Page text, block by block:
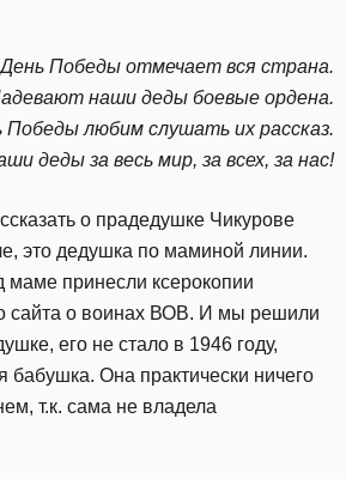
Победы отмечает вся страна.
наши деды боевые ордена.
любим слушать их рассказ.
деды за весь мир, за всех, за нас!
о прадедушке Чикурове
это дедушка по маминой линии.
маме принесли ксерокопии
сайта о воинах ВОВ. И мы решили
его не стало в 1946 году,
бабушка. Она практически ничего
т.к. сама не владела